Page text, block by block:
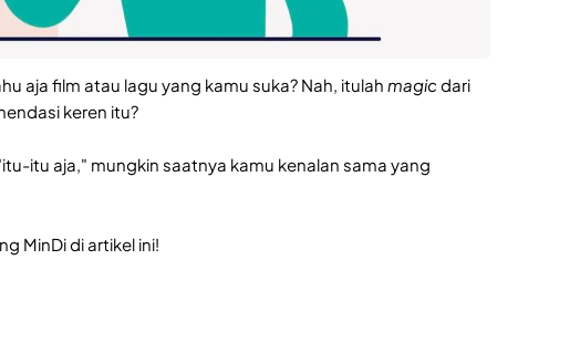
aja film atau lagu yang kamu suka? Nah, itulah magicdari
keren itu?
itu aja," mungkin saatnya kamu kenalan sama yang
MinDi di artikel ini!